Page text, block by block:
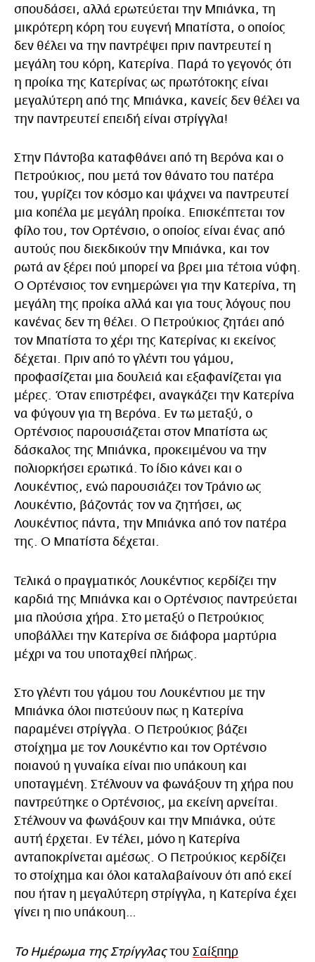
σπουδάσει, αλλά ερωτεύεται την Μπιάνκα, τη
μικρότερη κόρη του ευγενή Μπατίστα, ο οποίος
δεν θέλει να την παντρέψει πριν παντρευτεί η
μεγάλη του κόρη, Κατερίνα. Παρά το γεγονός ότι
η προίκα της Κατερίνας ως πρωτότοκης είναι
μεγαλύτερη από της Μπιάνκα, κανείς δεν θέλει να
την παντρευτεί επειδή είναι στρίγγλα!
Στην Πάντοβα καταφθάνει από τη Βερόνα και ο
Πετρούκιος, που μετά τον θάνατο του πατέρα
του, γυρίζει τον κόσμο και ψάχνει να παντρευτεί
μια κοπέλα με μεγάλη προίκα. Επισκέπτεται τον
φίλο του, τον Ορτένσιο, ο οποίος είναι ένας από
αυτούς που διεκδικούν την Μπιάνκα, και τον
ρωτά αν ξέρει πού μπορεί να βρει μια τέτοια νύφη.
Ο Ορτένσιος τον ενημερώνει για την Κατερίνα, τη
μεγάλη της προίκα αλλά και για τους λόγους που
κανένας δεν τη θέλει. Ο Πετρούκιος ζητάει από
τον Μπατίστα το χέρι της Κατερίνας κι εκείνος
δέχεται. Πριν από το γλέντι του γάμου,
προφασίζεται μια δουλειά και εξαφανίζεται για
μέρες. Όταν επιστρέφει, αναγκάζει την Κατερίνα
να φύγουν για τη Βερόνα. Εν τω μεταξύ, ο
Ορτένσιος παρουσιάζεται στον Μπατίστα ως
δάσκαλος της Μπιάνκα, προκειμένου να την
πολιορκήσει ερωτικά. Το ίδιο κάνει και ο
Λουκέντιος, ενώ παρουσιάζει τον Τράνιο ως
Λουκέντιο, βάζοντάς τον να ζητήσει, ως
Λουκέντιος πάντα, την Μπιάνκα από τον πατέρα
της. Ο Μπατίστα δέχεται.
Τελικά ο πραγματικός Λουκέντιος κερδίζει την
καρδιά της Μπιάνκα και ο Ορτένσιος παντρεύεται
μια πλούσια χήρα. Στο μεταξύ ο Πετρούκιος
υποβάλλει την Κατερίνα σε διάφορα μαρτύρια
μέχρι να του υποταχθεί πλήρως.
Στο γλέντι του γάμου του Λουκέντιου με την
Μπιάνκα όλοι πιστεύουν πως η Κατερίνα
παραμένει στρίγγλα. Ο Πετρούκιος βάζει
στοίχημα με τον Λουκέντιο και τον Ορτένσιο
ποιανού η γυναίκα είναι πιο υπάκουη και
υποταγμένη. Στέλνουν να φωνάξουν τη χήρα που
παντρεύτηκε ο Ορτένσιος, μα εκείνη αρνείται.
Στέλνουν να φωνάξουν και την Μπιάνκα, ούτε
αυτή έρχεται. Εν τέλει, μόνο η Κατερίνα
ανταποκρίνεται αμέσως. Ο Πετρούκιος κερδίζει
το στοίχημα και όλοι καταλαβαίνουν ότι από εκεί
που ήταν η μεγαλύτερη στρίγγλα, η Κατερίνα έχει
γίνει η πιο υπάκουη…
Το Ημέρωμα της Στρίγγλαςτου Σαίξπηρ